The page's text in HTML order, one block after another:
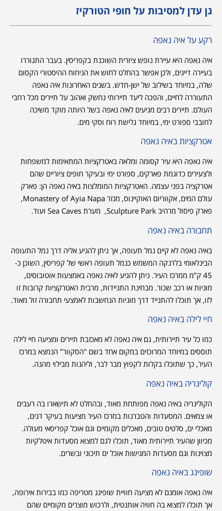
גן עדן למסיבות על חופי הטורקיז
רקע על איה נאפה
איה נאפה היא עיירת נופש ציורית השוכנת בקפריסין. בעבר התגוררו
בעיירה דייגים, ולכן אפשר בהחלט לחוש את הניחוח ההיסטורי הקסום
שלה, במיוחד בשילוב של ישן-חדש. בשנים האחרונות איה נאפה
התעוררה לחיים, והפכה ליעד תיירותי נחשק ואהוב על תיירים מכל רחבי
העולם. תיירים רבים מגיעים לאיה נאפה בשל היותה מוקד משיכה
לחובבי ספורט ימי, במיוחד גלישת רוח וסקי מים.
אטרקציות באיה נאפה
איה נאפה היא עיר קסומה ומלאה באטרקציות המתאימות למשפחות
ולצעירים כדוגמת פארקים, ספורט ימי ובעיקר חופים ציוריים שהם
אטרקציה בפני עצמה. האטרקציות המומלצות באיה נאפה הן: פארק
עולם המים, אקווריום האוקיינוס, מנזר Monastery of Ayia Napa,
פארק פיסול מרהיב Sculpture Park, מערת Sea Caves ועוד.
תחבורה באיה נאפה
באיה נאפה לא קיים נמל תעופה, אך ניתן להגיע אליה דרך נמל התעופה
הבינלאומי בלרנקה המשמש כנמל תעופה ראשי של קפריסין, השוכן כ-
45 ק"מ ממרכז העיר. ניתן להגיע לאיה נאפה באמצעות אוטובוסים,
מוניות או רכב שכור. מבחינת התניידות, מרבית האטרקציות קרובות זו
לזו, אך תוכלו להתנייד דרך מוניות הנחשבות לאמצעי תחבורה זול מאוד.
חיי לילה באיה נאפה
כמו כל עיר תיירותית, גם איה נאפה לא מאכזבת תיירים ומציעה חיי לילה
תוססים במיוחד המרוכזים במקום אחד בשם "הסקוור" הנמצא במרכז
העיר, כך שתוכלו בקלות לקפוץ מבר לבר, וליהנות מבילוי מהנה.
קולינריה באיה נאפה
הקולינריה באיה נאפה מפותחת מאוד, ובהחלט לא תישארו בה רעבים
או צמאים. המסעדות והטברנות במרכז העיר מציעות בעיקר דגים,
מאכלי ים, סלטים טובים, מאכלים מקומיים וגם אוכל קפריסאי מעולה.
מכיוון שהעיר תיירותית מאוד, תוכלו לגם למצוא מסעדות איטלקיות
מצוינות וגם מסעדות המגישות אוכל ים תיכוני ובשרים.
שופינג באיה נאפה
איה נאפה אומנם לא מציעה חוויית שופינג מטריפה כמו בבירות אירופה,
אך תוכלו למצוא בה חוויה אותנטית, ולרכוש מוצרים מקומיים שהם